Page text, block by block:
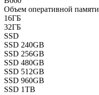
Объем оперативной памяти
16ГБ
32ГБ
SSD
SSD 240GB
SSD 256GB
SSD 480GB
SSD 512GB
SSD 960GB
SSD 1TB